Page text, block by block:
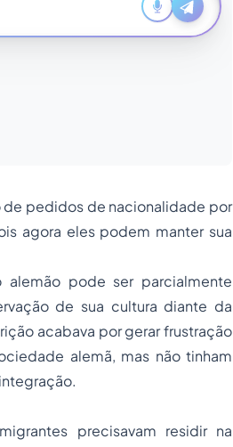
de pedidos de nacionalidade por
agora eles podem manter sua
pode ser parcialmente
de sua cultura diante da
acabava por gerar frustração
alemã, mas não tinham
precisavam residir na